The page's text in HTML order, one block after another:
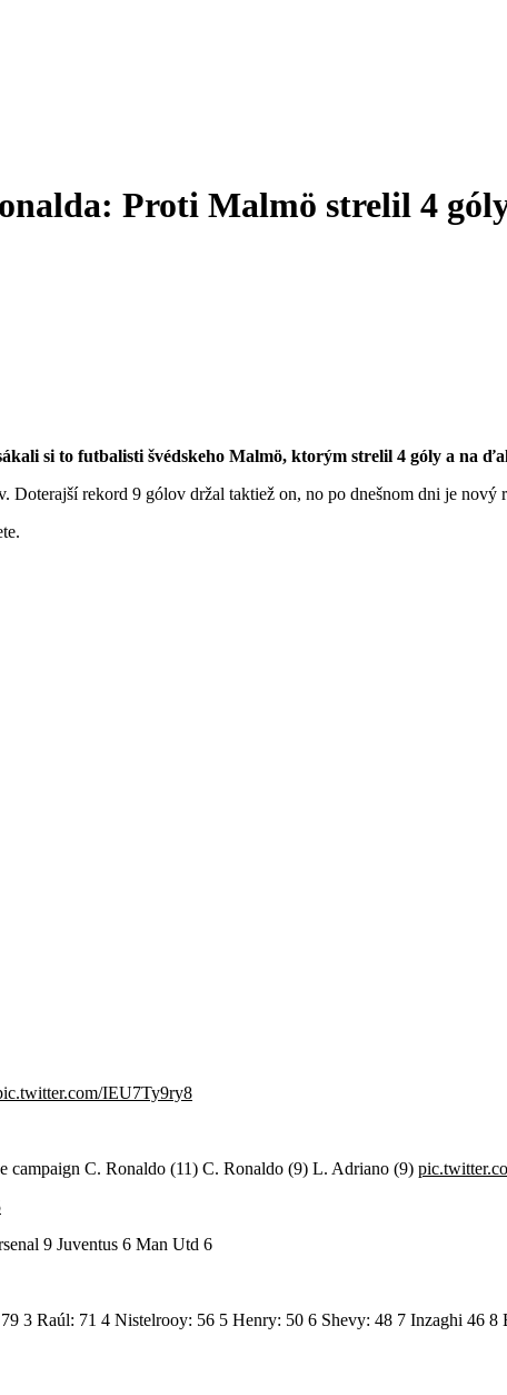
Proti Malmö strelil 4
si to futbalisti švédskeho Malmö, ktorým strelil 4 góly a na
rekord 9 gólov držal taktiež on, no po dnešnom dni je nový
IEU7Ty9ry8
campaign C. Ronaldo (11) C. Ronaldo (9) L. Adriano (9)
9 Juventus 6 Man Utd 6
3 Raúl: 71 4 Nistelrooy: 56 5 Henry: 50 6 Shevy: 48 7 Inzaghi 46 8